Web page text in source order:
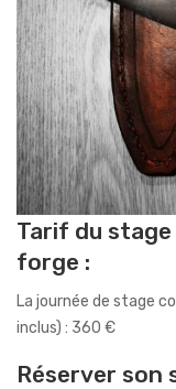
Tarif du
forge :
La journée de stage
inclus) : 360 €
Réserver